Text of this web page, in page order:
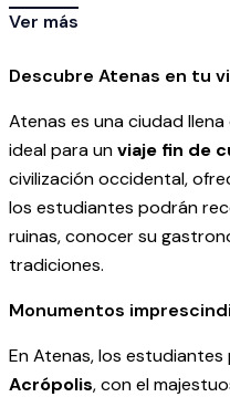
Ver más
Descubre Atenas en tu
Atenas es una ciudad
ideal para unviaje fin de
civilización occidental,
los estudiantes podrán
ruinas, conocer su
tradiciones.
Monumentos
En Atenas, los
Acrópolis, con el